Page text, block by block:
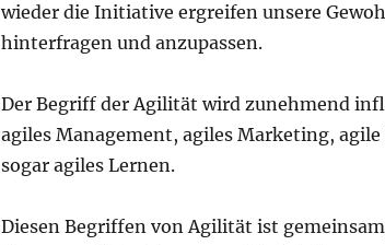
wieder die Initiative ergreifen unsere
hinterfragen und anzupassen.
Der Begriff der Agilität wird zunehmend
agiles Management, agiles Marketing,
sogar agiles Lernen.
Diesen Begriffen von Agilität ist